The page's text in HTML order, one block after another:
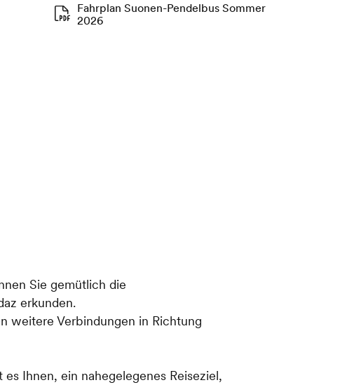
Fahrplan Suonen-Pendelbus Sommer
2026
Sie gemütlich die
erkunden.
weitere Verbindungen in Richtung
Ihnen, ein nahegelegenes Reiseziel,